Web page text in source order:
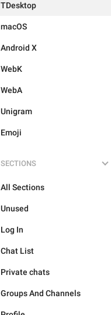
TDesktop
macOS
Android X
WebK
WebA
Unigram
Emoji
SECTIONS
All Sections
Unused
Log In
Chat List
Private chats
Groups And Channels